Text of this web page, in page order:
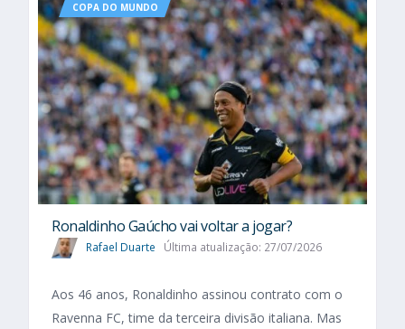
COPA DO MUNDO
Ronaldinho Gaúcho vai voltar a jogar?
Rafael Duarte Última atualização: 27/07/2026
Aos 46 anos, Ronaldinho assinou contrato com o
Ravenna FC, time da terceira divisão italiana. Mas